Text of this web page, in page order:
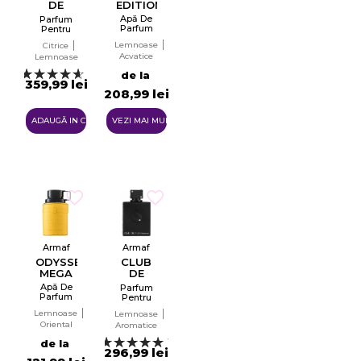
DE
NUIT
MAN
INTENSE
LIMITED
EDITION
PARFUM
2024
Parfum
Pentru
Citrice
Lemnoase
359,99 lei
ADAUGĂ IN COŞ
EDITION
Apă De
Parfum
Bărbați
EDP
Lemnoase
Acvatice
de la
208,99 lei
VEZI MAI MULTE
Armaf
ODYSSEY
MEGA
Apă De
Parfum
Bărbați
EDP
Lemnoase
Oriental
de la
Armaf
CLUB
DE
NUIT
MAN
INTENSE
PARFUM
Parfum
Pentru
Lemnoase
Aromatice
15
296,99 lei